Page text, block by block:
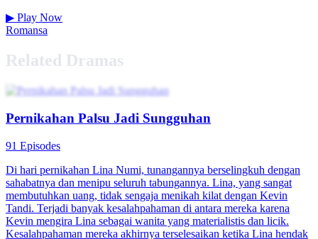
▶ Play Now
Romansa
Related Dramas
Pernikahan Palsu Jadi Sungguhan
91 Episodes
Di hari pernikahan Lina Numi, tunangannya berselingkuh dengan
sahabatnya dan menipu seluruh tabungannya. Lina, yang sangat
membutuhkan uang, tidak sengaja menikah kilat dengan Kevin
Tandi. Terjadi banyak kesalahpahaman di antara mereka karena
Kevin mengira Lina sebagai wanita yang materialistis dan licik.
Kesalahpahaman mereka akhirnya terselesaikan ketika Lina hendak